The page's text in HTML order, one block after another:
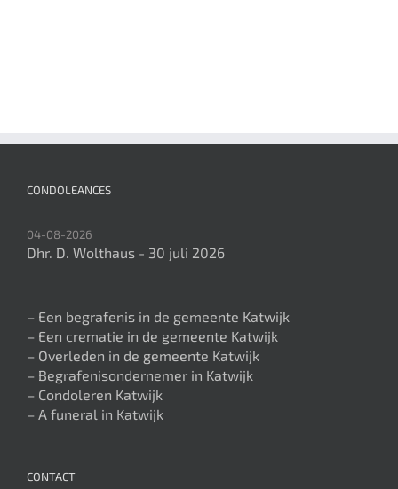
CONDOLEANCES
04-08-2026
Dhr. D. Wolthaus - 30 juli 2026
– Een begrafenis in de gemeente Katwijk
– Een crematie in de gemeente Katwijk
– Overleden in de gemeente Katwijk
– Begrafenisondernemer in Katwijk
– Condoleren Katwijk
– A funeral in Katwijk
CONTACT